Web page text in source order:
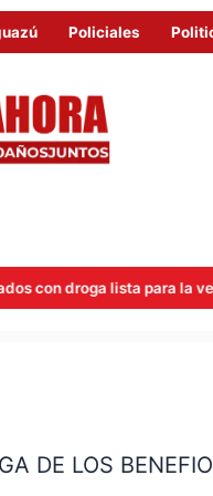
Policiales
para la venta
DE LOS